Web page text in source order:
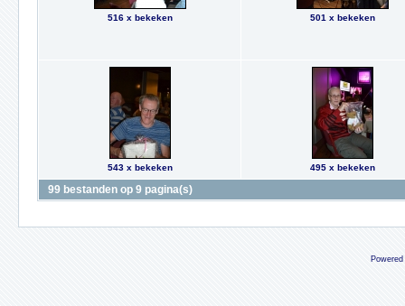
516 x bekeken 501 x bekeken
543 x bekeken 495 x bekeken
99 bestanden op 9 pagina(s)